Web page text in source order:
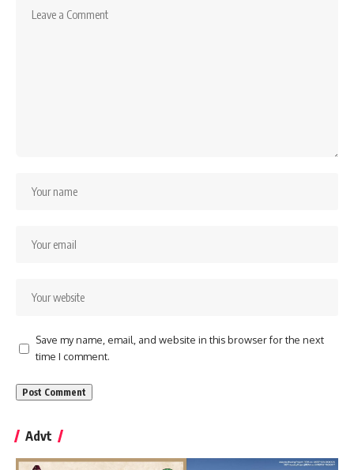
Save my name, email, and website in this browser for the next
time I comment.
Advt